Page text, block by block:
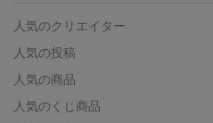
人気のクリエイター
人気の投稿
人気の商品
人気のくじ商品